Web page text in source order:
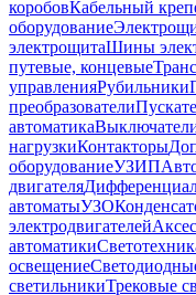
коробовКабельный
оборудование
электрощитаШины
путевые, концевые
управленияРубильники
преобразователи
автоматика
нагрузкиКонтакторы
оборудованиеУЗИП
двигателя
автоматыУЗО
электродвигателей
автоматики
освещение
светильникиТрековые